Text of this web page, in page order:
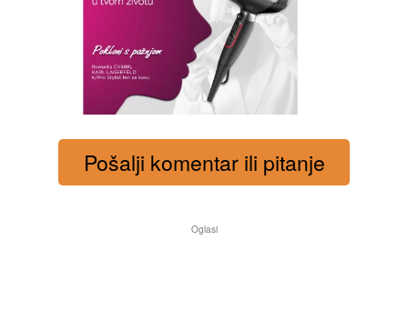
Pošalji komentar ili pitanje
Oglasi